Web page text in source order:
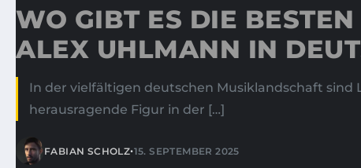
WO GIBT ES DIE
ALEX UHLMANN IN
In der vielfältigen deutschen Musiklandschaft
herausragende Figur in der […]
FABIAN SCHOLZ•15. SEPTEMBER 2025